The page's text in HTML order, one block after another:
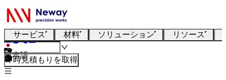
サービス 材料 ソリューション リソース
日本語
即時見積もりを取得